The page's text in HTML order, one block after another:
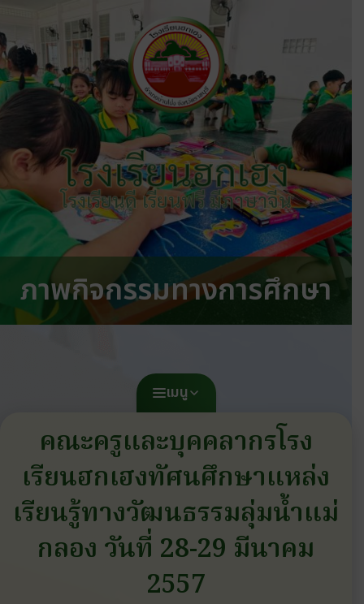
โรงเรียนฮกเฮง
โรงเรียนดี เรียนฟรี มีภาษาจีน
ภาพกิจกรรมทางการศึกษา
เมนู
คณะครูและบุคคลากรโรง
เรียนฮกเฮงทัศนศึกษาแหล่ง
เรียนรู้ทางวัฒนธรรมลุ่มน้ำแม่
กลอง วันที่ 28-29 มีนาคม
2557